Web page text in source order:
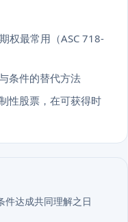
权最常用（ASC 718-
条件的替代方法
性股票，在可获得时
件达成共同理解之日